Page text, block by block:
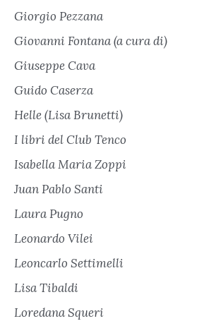
Giorgio Pezzana
Giovanni Fontana (a cura di)
Giuseppe Cava
Guido Caserza
Helle (Lisa Brunetti)
I libri del Club Tenco
Isabella Maria Zoppi
Juan Pablo Santi
Laura Pugno
Leonardo Vilei
Leoncarlo Settimelli
Lisa Tibaldi
Loredana Squeri